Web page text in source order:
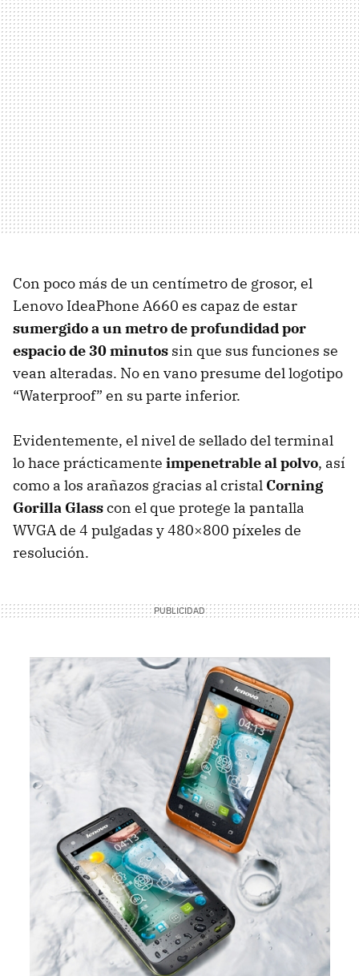
Con poco más de un centímetro de grosor, el
Lenovo IdeaPhone A660 es capaz de estar
sumergido a un metro de profundidad por
espacio de 30 minutos sin que sus funciones se
vean alteradas. No en vano presume del logotipo
“Waterproof” en su parte inferior.
Evidentemente, el nivel de sellado del terminal
lo hace prácticamente impenetrable al polvo, así
como a los arañazos gracias al cristal Corning
Gorilla Glasscon el que protege la pantalla
WVGA de 4 pulgadas y 480×800 píxeles de
resolución.